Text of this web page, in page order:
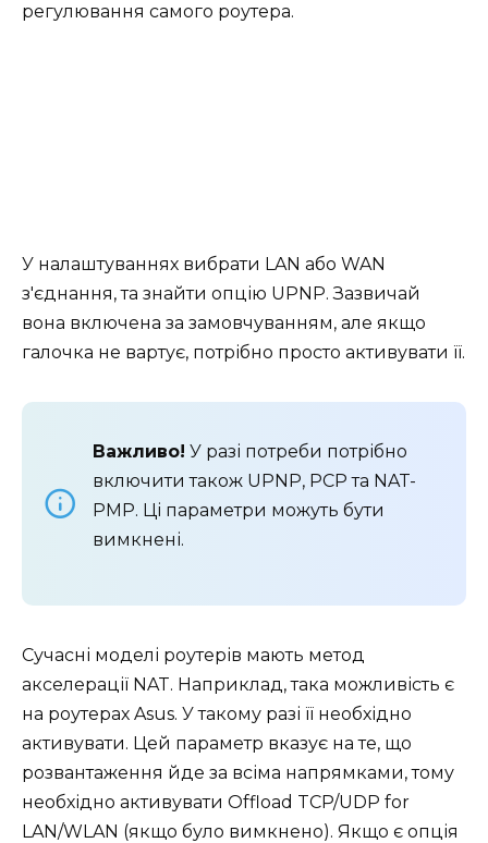
регулювання самого роутера.
У налаштуваннях вибрати LAN або WAN
з'єднання, та знайти опцію UPNP. Зазвичай
вона включена за замовчуванням, але якщо
галочка не вартує, потрібно просто активувати її.
Важливо! У разі потреби потрібно
включити також UPNP, PCP та NAT-
PMP. Ці параметри можуть бути
вимкнені.
Сучасні моделі роутерів мають метод
акселерації NAT. Наприклад, така можливість є
на роутерах Asus. У такому разі її необхідно
активувати. Цей параметр вказує на те, що
розвантаження йде за всіма напрямками, тому
необхідно активувати Offload TCP/UDP for
LAN/WLAN (якщо було вимкнено). Якщо є опція